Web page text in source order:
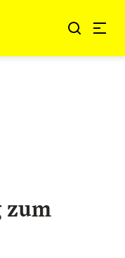
zum